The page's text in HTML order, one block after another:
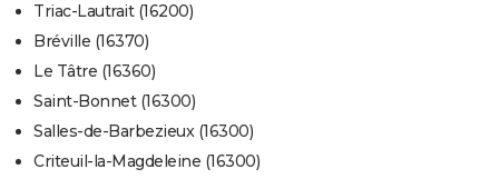
Triac-Lautrait (16200)
Bréville (16370)
Le Tâtre (16360)
Saint-Bonnet (16300)
Salles-de-Barbezieux (16300)
Criteuil-la-Magdeleine (16300)